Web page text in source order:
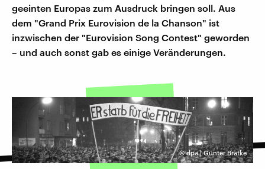
geeinten Europas zum Ausdruck bringen soll. Aus
dem "Grand Prix Eurovision de la Chanson" ist
inzwischen der "Eurovision Song Contest" geworden
– und auch sonst gab es einige Veränderungen.
©dpa | Günter Bratke